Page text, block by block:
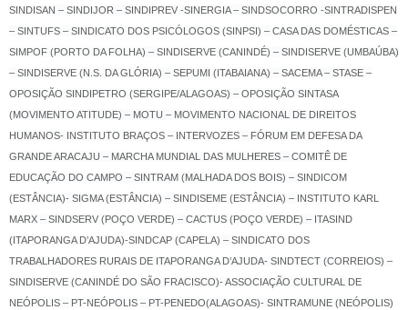
SINDISAN – SINDIJOR – SINDIPREV -SINERGIA – SINDSOCORRO -SINTRADISPEN
– SINTUFS – SINDICATO DOS PSICÓLOGOS (SINPSI) – CASA DAS DOMÉSTICAS –
SIMPOF (PORTO DA FOLHA) – SINDISERVE (CANINDÉ) – SINDISERVE (UMBAÚBA)
– SINDISERVE (N.S. DA GLÓRIA) – SEPUMI (ITABAIANA) – SACEMA – STASE –
OPOSIÇÃO SINDIPETRO (SERGIPE/ALAGOAS) – OPOSIÇÃO SINTASA
(MOVIMENTO ATITUDE) – MOTU – MOVIMENTO NACIONAL DE DIREITOS
HUMANOS- INSTITUTO BRAÇOS – INTERVOZES – FÓRUM EM DEFESA DA
GRANDE ARACAJU – MARCHA MUNDIAL DAS MULHERES – COMITÊ DE
EDUCAÇÃO DO CAMPO – SINTRAM (MALHADA DOS BOIS) – SINDICOM
(ESTÂNCIA)- SIGMA (ESTÂNCIA) – SINDISEME (ESTÂNCIA) – INSTITUTO KARL
MARX – SINDSERV (POÇO VERDE) – CACTUS (POÇO VERDE) – ITASIND
(ITAPORANGA D’AJUDA)-SINDCAP (CAPELA) – SINDICATO DOS
TRABALHADORES RURAIS DE ITAPORANGA D’AJUDA- SINDTECT (CORREIOS) –
SINDISERVE (CANINDÉ DO SÃO FRACISCO)- ASSOCIAÇÃO CULTURAL DE
NEÓPOLIS – PT-NEÓPOLIS – PT-PENEDO(ALAGOAS)- SINTRAMUNE (NEÓPOLIS)